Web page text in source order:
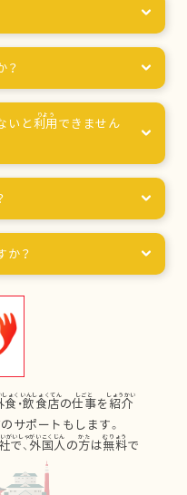
？
いと利用 できません
か？
食 ・飲食店の仕事を紹介
サポートもします。
で、 外国人の方は無料で